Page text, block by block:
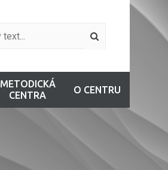
METODICKÁ
CENTRA
O CENTRU